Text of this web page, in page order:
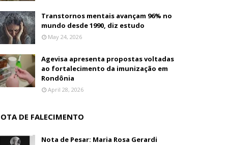
Transtornos mentais avançam 96% no
mundo desde 1990, diz estudo
May 24, 2026
Agevisa apresenta propostas voltadas
ao fortalecimento da imunização em
Rondônia
April 28, 2026
DE FALECIMENTO
Nota de Pesar: Maria Rosa Gerardi